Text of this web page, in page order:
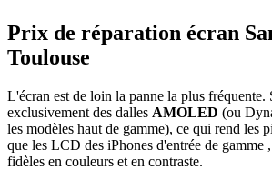
Prix de réparation écran
Toulouse
L'écran est de loin la panne la plus fréquente.
exclusivement des dalles AMOLED (ou
les modèles haut de gamme), ce qui rend les
que les LCD des iPhones d'entrée de gamme
fidèles en couleurs et en contraste.